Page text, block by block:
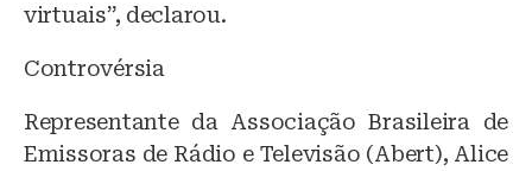
virtuais”, declarou.
Controvérsia
Representante da Associação Brasileira de
Emissoras de Rádio e Televisão (Abert), Alice